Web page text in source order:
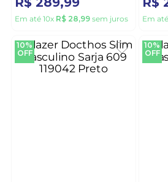
Em até 10x R$ 28,99 sem juros Em até
10%
OFF
10%
OFF